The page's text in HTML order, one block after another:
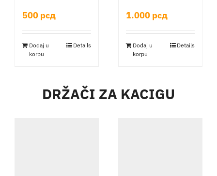
500 рсд
Dodaj u
korpu
Details
1.000 рсд
Dodaj u
korpu
Details
DRŽAČI ZA KACIGU